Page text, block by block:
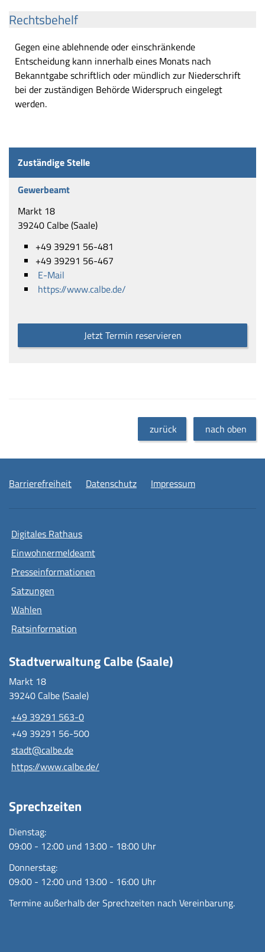
Rechtsbehelf
Gegen eine ablehnende oder einschränkende
Entscheidung kann innerhalb eines Monats nach
Bekanntgabe schriftlich oder mündlich zur Niederschrift
bei der zuständigen Behörde Widerspruch eingelegt
werden.
Zuständige Stelle
Gewerbeamt
Markt 18
39240 Calbe (Saale)
+49 39291 56-481
+49 39291 56-467
E-Mail
https://www.calbe.de/
Jetzt Termin reservieren
zurück nach oben
Barrierefreiheit Datenschutz Impressum
Digitales Rathaus
Einwohnermeldeamt
Presseinformationen
Satzungen
Wahlen
Ratsinformation
Stadtverwaltung Calbe (Saale)
Markt 18
39240 Calbe (Saale)
+49 39291 563-0
+49 39291 56-500
stadt@calbe.de
https://www.calbe.de/
Sprechzeiten
Dienstag:
09:00 - 12:00 und 13:00 - 18:00 Uhr
Donnerstag:
09:00 - 12:00 und 13:00 - 16:00 Uhr
Termine außerhalb der Sprechzeiten nach Vereinbarung.